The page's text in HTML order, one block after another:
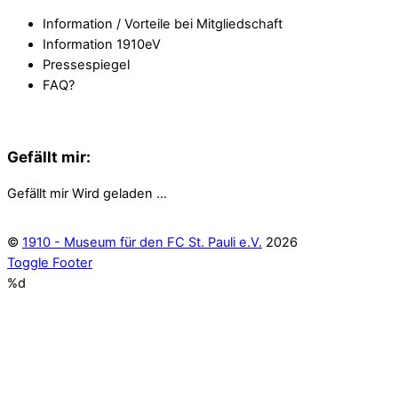
Information / Vorteile bei Mitgliedschaft
Information 1910eV
Pressespiegel
FAQ?
Gefällt mir:
Gefällt mir Wird geladen …
© 1910 - Museum für den FC St. Pauli e.V. 2026
Toggle Footer
%d